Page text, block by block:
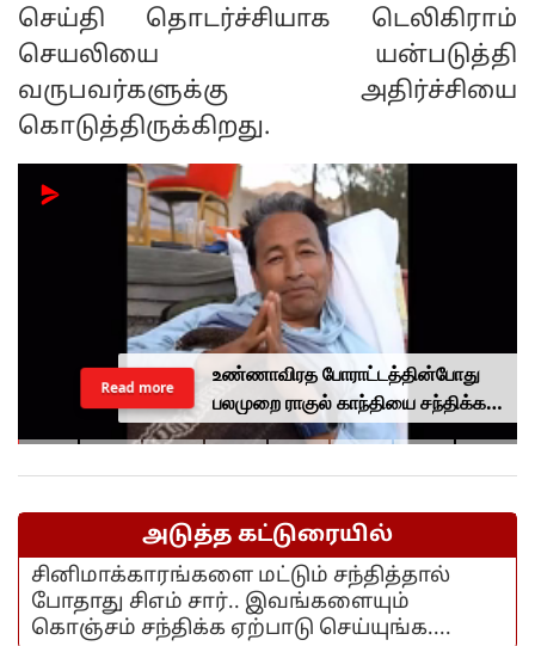
செய்தி தொடர்ச்சியாக டெலிகிராம்
செயலியை யன்படுத்தி
வருபவர்களுக்கு அதிர்ச்சியை
கொடுத்திருக்கிறது.
உண்ணாவிரத போராட்டத்தின்போது
பலமுறை ராகுல் காந்தியை சந்திக்க
முயன்றாரா சோனம் வாங்சுக்
Read more
அடுத்த கட்டுரையில்
சினிமாக்காரங்களை மட்டும் சந்தித்தால்
போதாது சிஎம் சார்.. இவங்களையும்
கொஞ்சம் சந்திக்க ஏற்பாடு செய்யுங்க....